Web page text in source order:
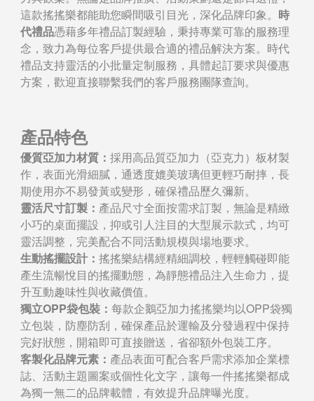
這款搖搖樂都能助您瞬間吸引目光，深化品牌印象。 時
代禮品憑藉多年禮品訂製經驗，秉持專業可靠的服務理
念，致力為每位客戶提供最合適的禮品解決方案。時代
禮品支持靈活的小批量定制服務，具體起訂要求與優惠
方案，歡迎直接聯繫我們的客戶服務團隊查詢。
產品特色
優質亞加力材質： 採用高品質亞加力（亞克力）板材製
作，表面光滑細膩，通透度媲美玻璃但更輕巧耐摔，長
期使用亦不易發黃或變形，確保禮品歷久彌新。
靈活尺寸訂製： 產品尺寸全面按需求訂製，無論是精緻
小巧的桌面擺設，抑或引人注目的大型展示款式，均可
靈活調整，完美配合不同活動規模與場地要求。
生動搖擺設計： 搖搖樂結構經精細調校，輕輕觸碰即能
產生流暢悅目的搖擺動態，為靜態禮品注入生命力，提
升互動趣味性與收藏價值。
獨立OPP袋包裝： 每款企鵝亞加力搖搖樂均以OPP袋獨
立包裝，防塵防刮，確保產品於運輸及分發過程中保持
完好狀態，開箱即可直接贈送，省卻額外包裝工序。
客製化品牌元素： 產品表面可配合客戶需求添加企業標
誌、活動主題圖案或個性化文字，讓每一件搖搖樂都成
為獨一無二的品牌載體，有效提升品牌曝光度。